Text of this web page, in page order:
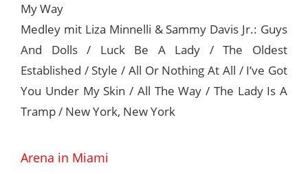
My Way
Medley mit Liza Minnelli & Sammy Davis Jr.: Guys
And Dolls / Luck Be A Lady / The Oldest
Established / Style / All Or Nothing At All / I’ve Got
You Under My Skin / All The Way / The Lady Is A
Tramp / New York, New York
Arena in Miami